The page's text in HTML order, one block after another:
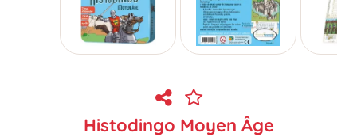
Histodingo Moyen Âge